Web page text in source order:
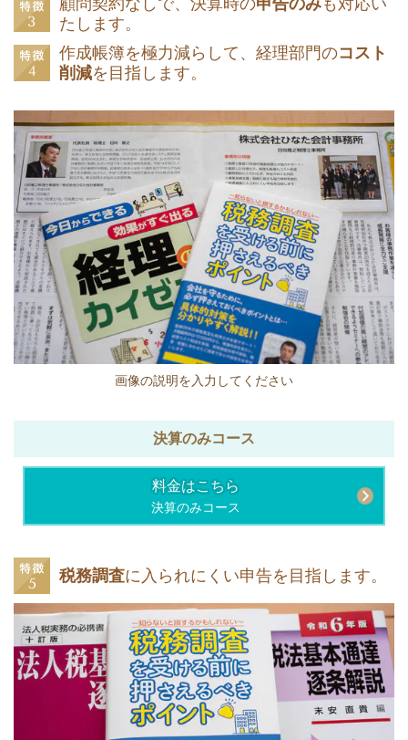
たします。
作成帳簿を極力減らして、経理部門のコスト
削減を目指します。
画像の説明を入力してください
決算のみコース
料金はこちら
決算のみコース
税務調査に入られにくい申告を目指します。